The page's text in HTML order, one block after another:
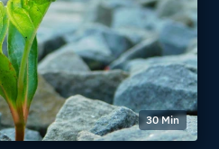
30 Min